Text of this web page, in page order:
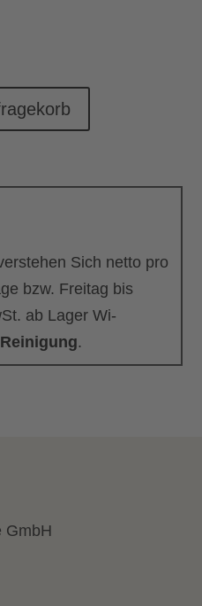
Sich netto pro
bzw. Freitag bis
ab Lager Wi-
.
GmbH